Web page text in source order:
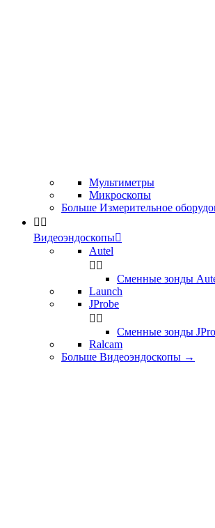
Мультиметры
Микроскопы
Больше Измерительное
 
Видеоэндоскопы
Autel
 
Сменные зонды
Launch
JProbe
 
Сменные зонды
Ralcam
Больше Видеоэндоскопы →